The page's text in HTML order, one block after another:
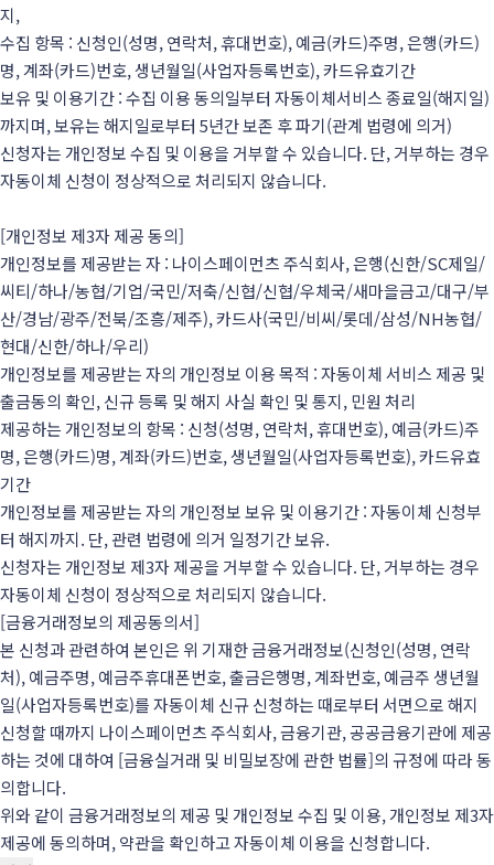
지,
수집 항목 : 신청인(성명, 연락처, 휴대번호), 예금(카드)주명, 은행(카드)
명, 계좌(카드)번호, 생년월일(사업자등록번호), 카드유효기간
보유 및 이용기간 : 수집 이용 동의일부터 자동이체서비스 종료일(해지일)
까지며, 보유는 해지일로부터 5년간 보존 후 파기(관계 법령에 의거)
신청자는 개인정보 수집 및 이용을 거부할 수 있습니다. 단, 거부하는 경우
자동이체 신청이 정상적으로 처리되지 않습니다.
[개인정보 제3자 제공 동의]
개인정보를 제공받는 자 : 나이스페이먼츠 주식회사, 은행(신한/SC제일/
씨티/하나/농협/기업/국민/저축/신협/신협/우체국/새마을금고/대구/부
산/경남/광주/전북/조흥/제주), 카드사(국민/비씨/롯데/삼성/NH농협/
현대/신한/하나/우리)
개인정보를 제공받는 자의 개인정보 이용 목적 : 자동이체 서비스 제공 및
출금동의 확인, 신규 등록 및 해지 사실 확인 및 통지, 민원 처리
제공하는 개인정보의 항목 : 신청(성명, 연락처, 휴대번호), 예금(카드)주
명, 은행(카드)명, 계좌(카드)번호, 생년월일(사업자등록번호), 카드유효
기간
개인정보를 제공받는 자의 개인정보 보유 및 이용기간 : 자동이체 신청부
터 해지까지. 단, 관련 법령에 의거 일정기간 보유.
신청자는 개인정보 제3자 제공을 거부할 수 있습니다. 단, 거부하는 경우
자동이체 신청이 정상적으로 처리되지 않습니다.
[금융거래정보의 제공동의서]
본 신청과 관련하여 본인은 위 기재한 금융거래정보(신청인(성명, 연락
처), 예금주명, 예금주휴대폰번호, 출금은행명, 계좌번호, 예금주 생년월
일(사업자등록번호)를 자동이체 신규 신청하는 때로부터 서면으로 해지
신청할 때까지 나이스페이먼츠 주식회사, 금융기관, 공공금융기관에 제공
하는 것에 대하여 [금융실거래 및 비밀보장에 관한 법률]의 규정에 따라 동
의합니다.
위와 같이 금융거래정보의 제공 및 개인정보 수집 및 이용, 개인정보 제3자
제공에 동의하며, 약관을 확인하고 자동이체 이용을 신청합니다.